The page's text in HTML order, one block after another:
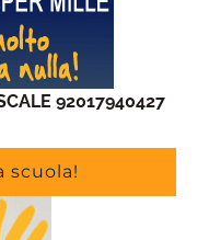
92017940427
scuola!